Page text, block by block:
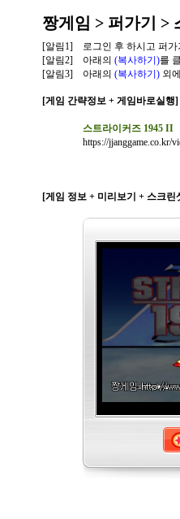
짱게임 > 퍼가기 >
[알림1]
로그인 후 하시고 퍼
[알림2]
아래의 (복사하기)를
[알림3]
아래의 (복사하기) 외
[게임 간략정보 + 게임바로실행]
스트라이커즈 1945 II
https://jjanggame.co.kr/
[게임 정보 + 미리보기 + 스크린